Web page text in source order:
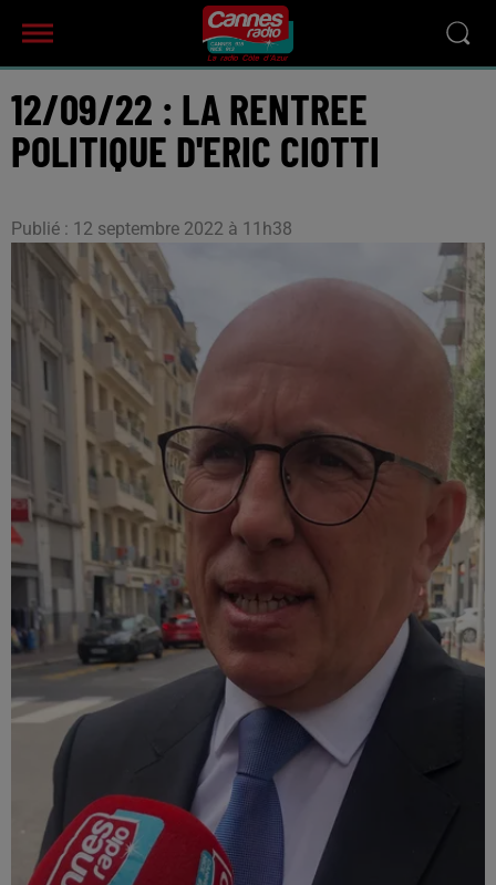
12/09/22 : LA RENTREE
POLITIQUE D'ERIC CIOTTI
Publié : 12 septembre 2022 à 11h38